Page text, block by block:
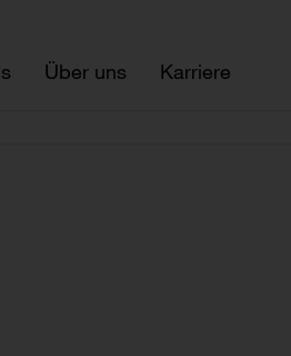
Über uns Karriere